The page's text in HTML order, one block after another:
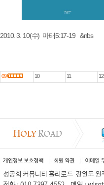
2010. 3. 10(수) 마태5:17-19 &nbs
09 10 11 12